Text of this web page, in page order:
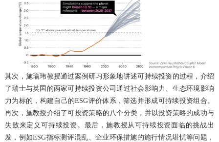
其次，施瑜玮教授通过案例研习形象地讲述可持续投资的过程，介绍
了瑞士与英国的两家可持续投资公司通过社会影响力、生态环境影响
力为标的，构建自己的ESG评价体系，筛选并形成可持续投资组合。
再次，施教授介绍了可投资策略的八个分类，并以投资策略的成功与
失败来定义可持续投资。最后，施教授从可持续投资面临的挑战出
发，例如ESG指标测评混乱、企业环保措施的施行情况堪忧等问题，